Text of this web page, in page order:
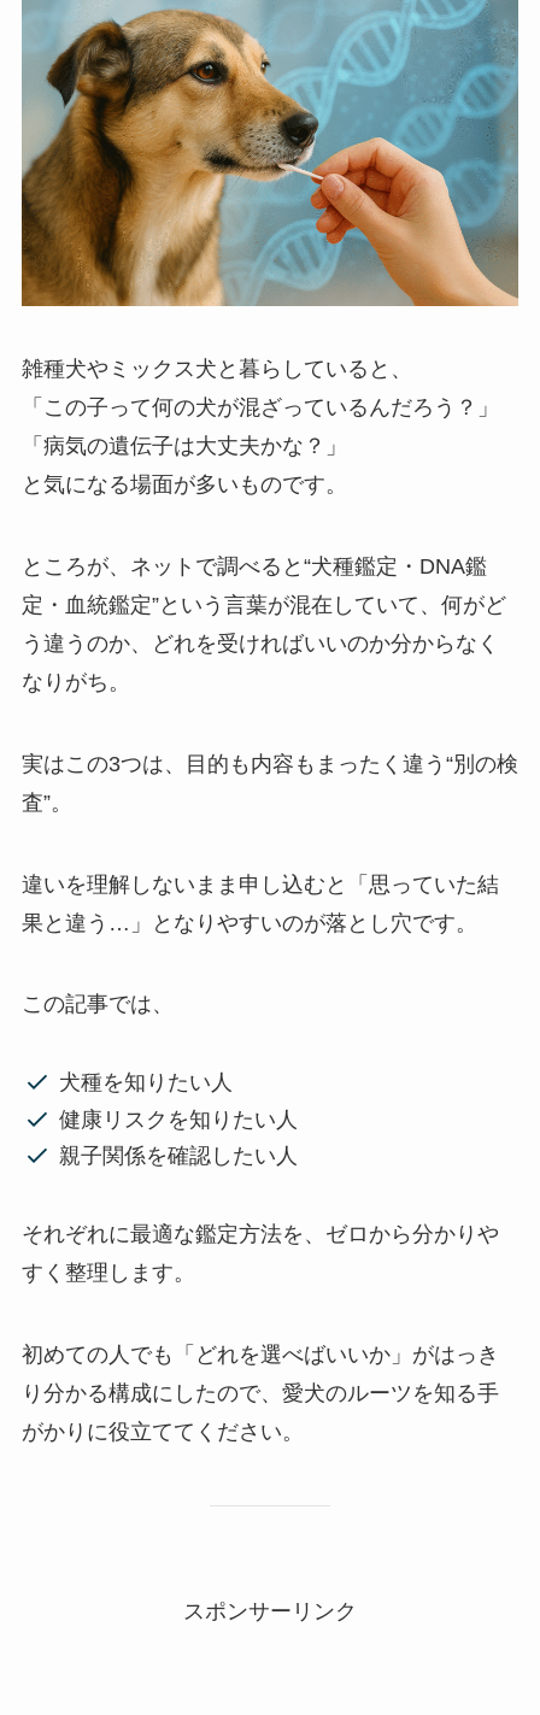
雑種犬やミックス犬と暮らしていると、
「この子って何の犬が混ざっているんだろう？」
「病気の遺伝子は大丈夫かな？」
と気になる場面が多いものです。
ところが、ネットで調べると“犬種鑑定・DNA鑑
定・血統鑑定”という言葉が混在していて、何がど
う違うのか、どれを受ければいいのか分からなく
なりがち。
実はこの3つは、目的も内容もまったく違う“別の検
査”。
違いを理解しないまま申し込むと「思っていた結
果と違う…」となりやすいのが落とし穴です。
この記事では、
犬種を知りたい人
健康リスクを知りたい人
親子関係を確認したい人
それぞれに最適な鑑定方法を、ゼロから分かりや
すく整理します。
初めての人でも「どれを選べばいいか」がはっき
り分かる構成にしたので、愛犬のルーツを知る手
がかりに役立ててください。
スポンサーリンク